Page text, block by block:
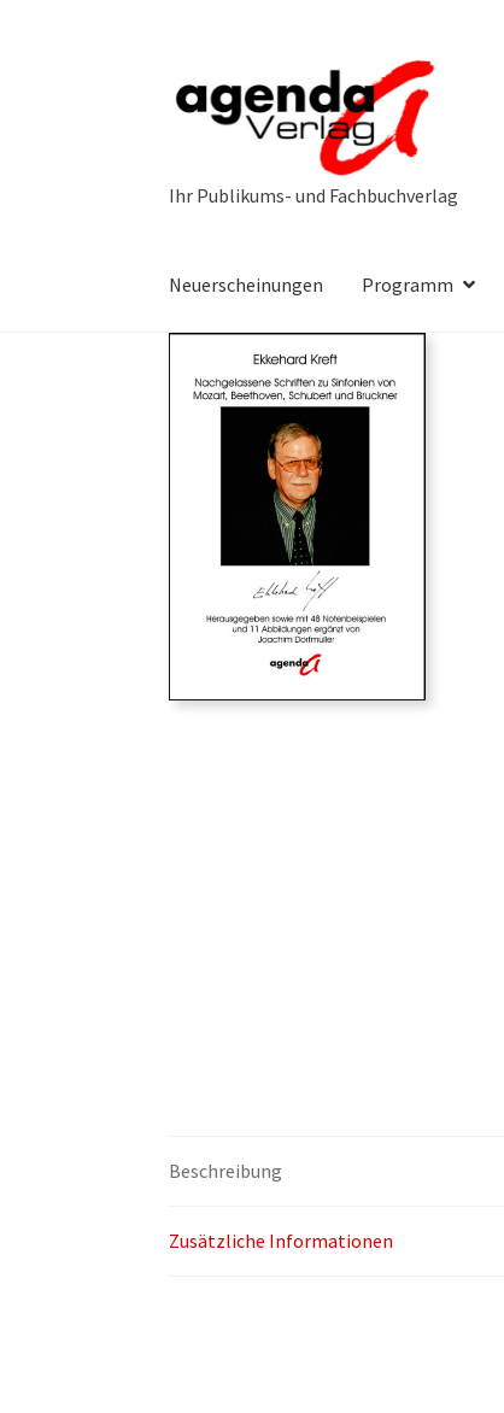
Navigation
springen
Inhalt
springen
Neuerscheinungen Programm
Beschreibung
Zusätzliche Informationen